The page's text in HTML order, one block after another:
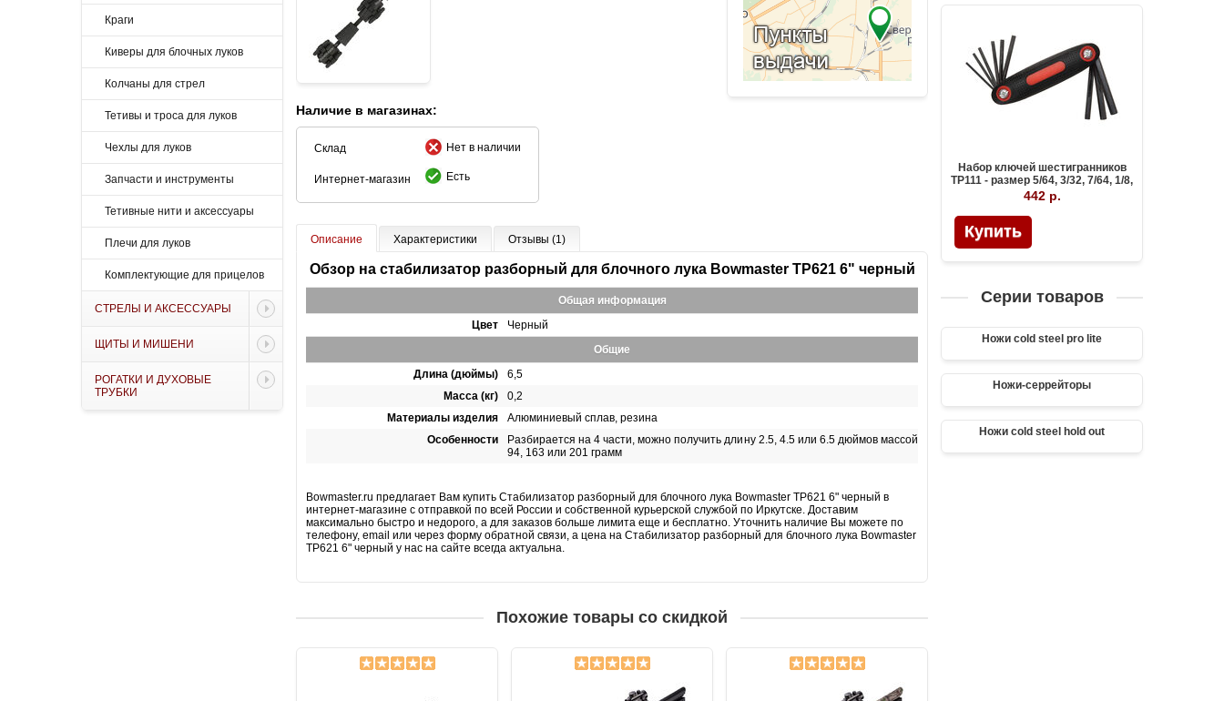
Краги
Киверы для блочных луков
Колчаны для стрел
Тетивы и троса для луков
Чехлы для луков
Запчасти и инструменты
Тетивные нити и аксессуары
Плечи для луков
Комплектующие для прицелов
СТРЕЛЫ И АКСЕССУАРЫ
ЩИТЫ И МИШЕНИ
РОГАТКИ И ДУХОВЫЕ
ТРУБКИ
Набор ключей шестигранников
TP111 - размер 5/64, 3/32, 7/64, 1/8,
9/64, 5/32, 3/16, 7/32, 1/4.
442 р.
Купить
Серии товаров
Ножи cold steel pro lite
Ножи-серрейторы
Ножи cold steel hold out
Наличие в магазинах:
Склад Нет в наличии
Интернет-магазин Есть
Описание Характеристики Отзывы (1)
Обзор на стабилизатор разборный для блочного лука Bowmaster TP621 6" черный
Общая информация
Цвет
Черный
Общие
Длина (дюймы)
6,5
Масса (кг)
0,2
Материалы изделия
Алюминиевый сплав, резина
Особенности
Разбирается на 4 части, можно получить длину 2.5, 4.5 или 6.5 дюймов массой
94, 163 или 201 грамм
Bowmaster.ru предлагает Вам купить Стабилизатор разборный для блочного лука Bowmaster TP621 6" черный в
интернет-магазине с отправкой по всей России и собственной курьерской службой по Иркутске. Доставим
максимально быстро и недорого, а для заказов больше лимита еще и бесплатно. Уточнить наличие Вы можете по
телефону, email или через форму обратной связи, а цена на Стабилизатор разборный для блочного лука Bowmaster
TP621 6" черный у нас на сайте всегда актуальна.
Похожие товары со скидкой